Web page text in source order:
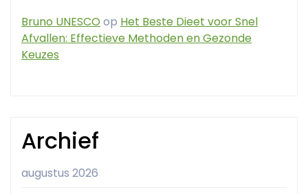
Bruno UNESCO op Het Beste Dieet voor Snel
Afvallen: Effectieve Methoden en Gezonde
Keuzes
Archief
augustus 2026